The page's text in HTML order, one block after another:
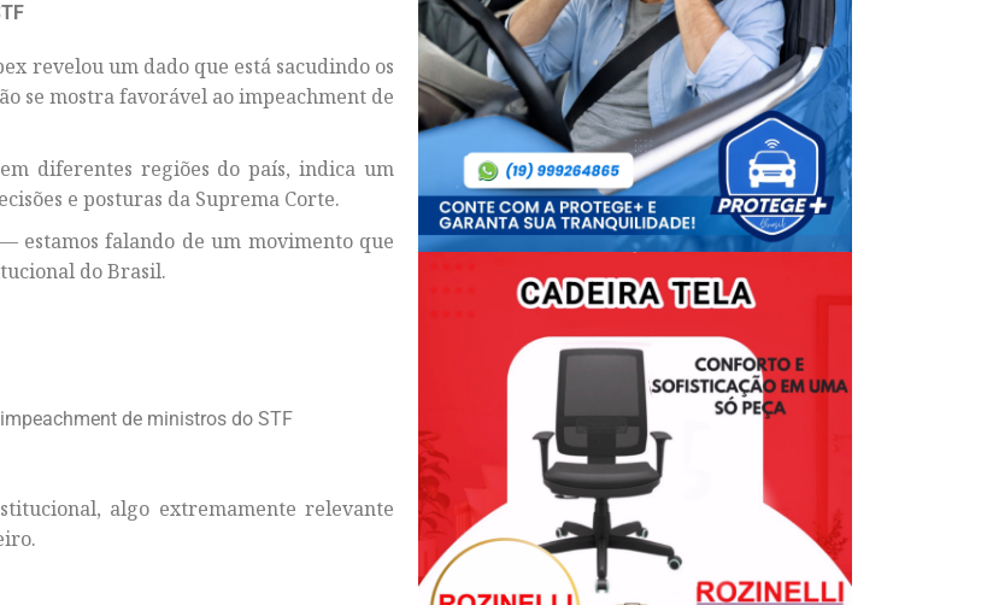
revelou um dado que está sacudindo os
se mostra favorável ao impeachment de
diferentes regiões do país, indica um
e posturas da Suprema Corte.
estamos falando de um movimento que
do Brasil.
de ministros do STF
algo extremamente relevante